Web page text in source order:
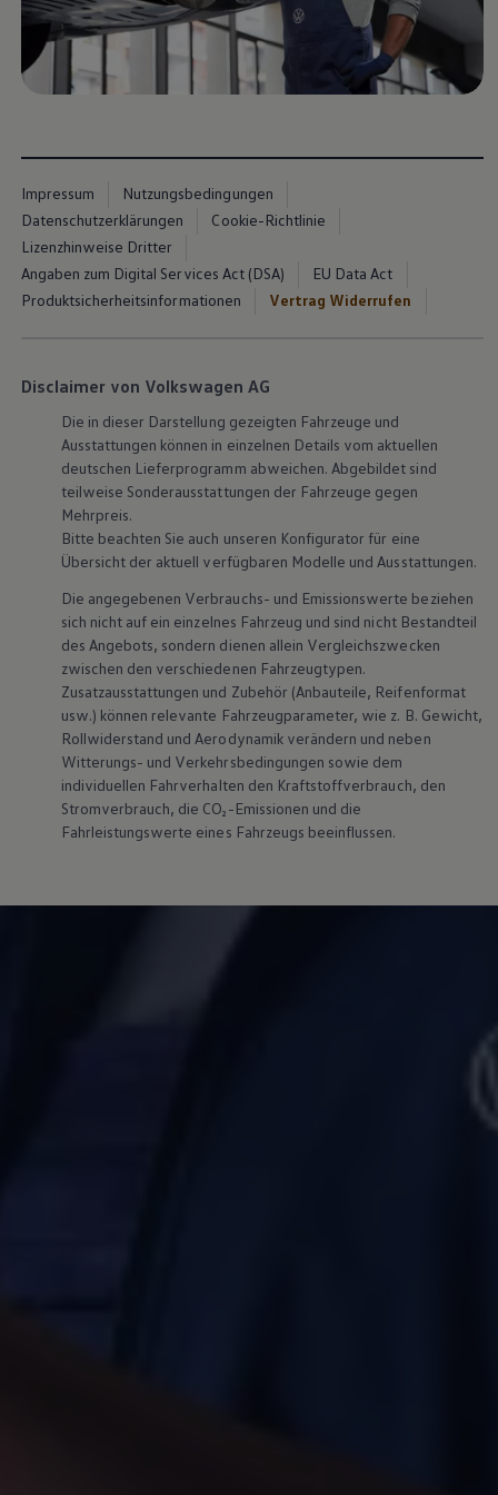
Magazin
Lifestyle
Transport
Elektromobilität
Volkswagen Kundenbetreuung
Impressum
Nutzungsbedingungen
Datenschutzerklärungen
Cookie-Richtlinie
Lizenzhinweise Dritter
Angaben zum Digital Services Act (DSA)
EU Data Act
Produktsicherheitsinformationen
Vertrag Widerrufen
Disclaimer von Volkswagen AG
Die in dieser Darstellung gezeigten Fahrzeuge und
Ausstattungen können in einzelnen Details vom aktuellen
deutschen Lieferprogramm abweichen. Abgebildet sind
teilweise Sonderausstattungen der Fahrzeuge gegen
Mehrpreis.
Bitte beachten Sie auch unseren Konfigurator für eine
Übersicht der aktuell verfügbaren Modelle und Ausstattungen.
Die angegebenen Verbrauchs- und Emissionswerte beziehen
sich nicht auf ein einzelnes Fahrzeug und sind nicht Bestandteil
des Angebots, sondern dienen allein Vergleichszwecken
zwischen den verschiedenen Fahrzeugtypen.
Zusatzausstattungen und Zubehör (Anbauteile, Reifenformat
usw.) können relevante Fahrzeugparameter, wie z. B. Gewicht,
Rollwiderstand und Aerodynamik verändern und neben
Witterungs- und Verkehrsbedingungen sowie dem
individuellen Fahrverhalten den Kraftstoffverbrauch, den
Stromverbrauch, die CO₂-Emissionen und die
Fahrleistungswerte eines Fahrzeugs beeinflussen.